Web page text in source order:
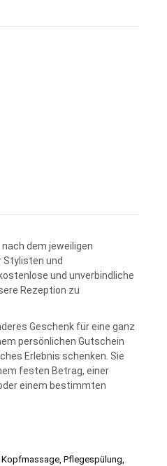
dem jeweiligen
Stylisten und
und unverbindliche
Rezeption zu
Geschenk für eine ganz
persönlichen Gutschein
Erlebnis schenken. Sie
festen Betrag, einer
einem bestimmten
Pflegespülung,